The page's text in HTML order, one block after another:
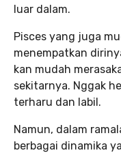
luar dalam.
Pisces yang juga
menempatkan
kan mudah
sekitarnya. Nggak
terharu dan labil.
Namun, dalam
berbagai dinamika